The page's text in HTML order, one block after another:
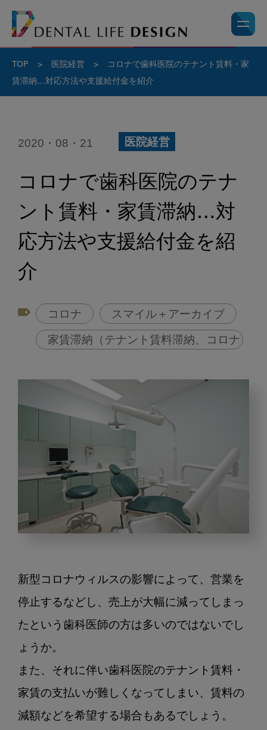
TOP > 医院経営 >
コロナで歯科医院のテナント賃料・家
賃滞納…対応方法や支援給付金を紹介
2020・08・21 医院経営
コロナで歯科医院のテナ
ント賃料・家賃滞納…対
応方法や支援給付金を紹
介
コロナ スマイル＋アーカイブ
家賃滞納（テナント賃料滞納、コロナ）
ナ
で
歯
科
医
院
の
ナ
ン
新型コロナウィルスの影響によって、営業を
停止するなどし、売上が大幅に減ってしまっ
たという歯科医師の方は多いのではないでし
ょうか。
また、それに伴い歯科医院のテナント賃料・
家賃の支払いが難しくなってしまい、賃料の
減額などを希望する場合もあるでしょう。